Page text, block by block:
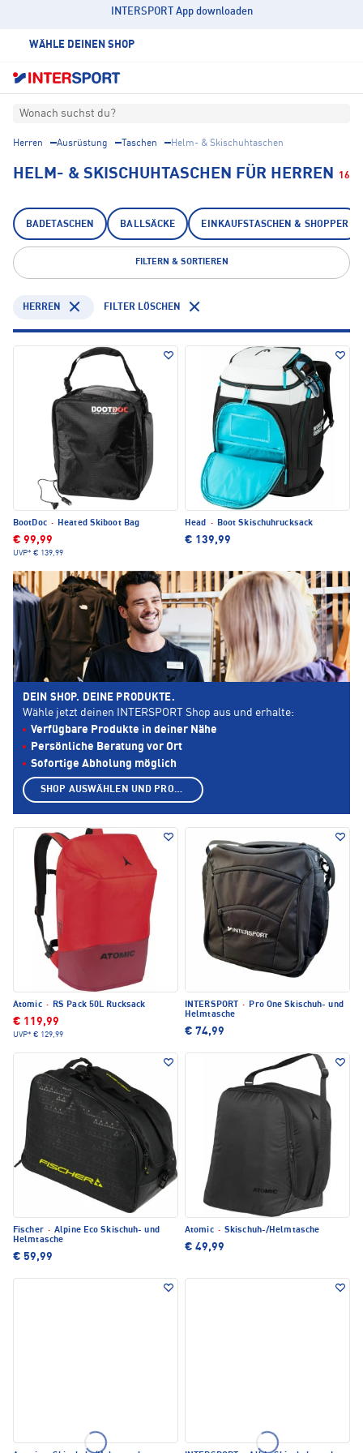
INTERSPORT App downloaden
WÄHLE DEINEN SHOP
Wonach suchst du?
Herren Ausrüstung Taschen Helm- & Skischuhtaschen
HELM- & SKISCHUHTASCHEN FÜR HERREN 16
BADETASCHEN BALLSÄCKE EINKAUFSTASCHEN & SHOPPER
FILTERN & SORTIEREN
HERREN FILTER LÖSCHEN
BootDoc · Heated Skiboot Bag
€ 99,99
UVP* € 139,99
Head · Boot Skischuhrucksack
€ 139,99
Atomic · RS Pack 50L Rucksack
€ 119,99
UVP* € 129,99
INTERSPORT · Pro One Skischuh- und
Helmtasche
€ 74,99
Fischer · Alpine Eco Skischuh- und
Helmtasche
€ 59,99
Atomic · Skischuh-/Helmtasche
€ 49,99
DEIN SHOP. DEINE PRODUKTE.
Wähle jetzt deinen INTERSPORT Shop aus und erhalte:
Verfügbare Produkte in deiner Nähe
Persönliche Beratung vor Ort
Sofortige Abholung möglich
SHOP AUSWÄHLEN UND PRODUKTE ANZEIGEN